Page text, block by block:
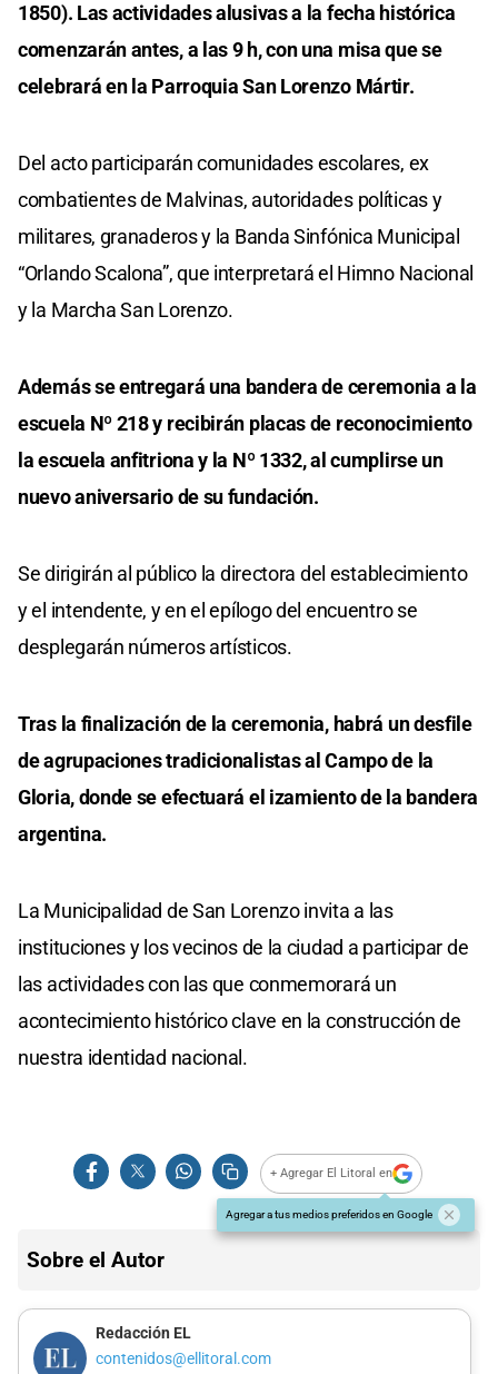
1850). Las actividades alusivas a la fecha histórica
comenzarán antes, a las 9 h, con una misa que se
celebrará en la Parroquia San Lorenzo Mártir.
Del acto participarán comunidades escolares, ex
combatientes de Malvinas, autoridades políticas y
militares, granaderos y la Banda Sinfónica Municipal
“Orlando Scalona”, que interpretará el Himno Nacional
y la Marcha San Lorenzo.
Además se entregará una bandera de ceremonia a la
escuela Nº 218 y recibirán placas de reconocimiento
la escuela anfitriona y la Nº 1332, al cumplirse un
nuevo aniversario de su fundación.
Se dirigirán al público la directora del establecimiento
y el intendente, y en el epílogo del encuentro se
desplegarán números artísticos.
Tras la finalización de la ceremonia, habrá un desfile
de agrupaciones tradicionalistas al Campo de la
Gloria, donde se efectuará el izamiento de la bandera
argentina.
La Municipalidad de San Lorenzo invita a las
instituciones y los vecinos de la ciudad a participar de
las actividades con las que conmemorará un
acontecimiento histórico clave en la construcción de
nuestra identidad nacional.
+ Agregar El Litoral en
Agregar a tus medios preferidos en Google
Sobre el Autor
Redacción EL
contenidos@ellitoral.com